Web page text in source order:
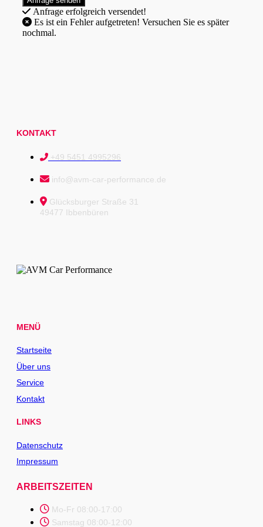
Anfrage erfolgreich versendet!
nochmal.
KONTAKT
+49 5451 4995296
info@avm-car-performance.de
Glücksburger Straße 31
49477 Ibbenbüren
MENÜ
Startseite
Über uns
Service
Kontakt
LINKS
Datenschutz
Impressum
ARBEITSZEITEN
Mo-Fr 08:00-17:00
Samstag 08:00-12:00